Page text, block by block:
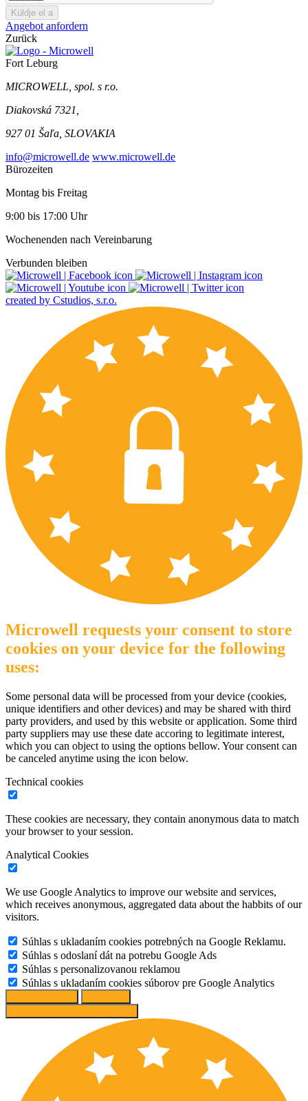
Küldje el a
Angebot anfordern
Zurück
Fort Leburg
MICROWELL, spol. s r.o.
Diakovská 7321,
927 01 Šaľa, SLOVAKIA
info@microwell.de www.microwell.de
Bürozeiten
Montag bis Freitag
9:00 bis 17:00 Uhr
Wochenenden nach Vereinbarung
Verbunden bleiben
created by Cstudios, s.r.o.
Microwell requests your consent to store
cookies on your device for the following
uses:
Some personal data will be processed from your device (cookies,
unique identifiers and other devices) and may be shared with third
party providers, and used by this website or application. Some third
party suppliers may use these date accoring to legitimate interest,
which you can object to using the options bellow. Your consent can
be canceled anytime using the icon below.
Technical cookies
These cookies are necessary, they contain anonymous data to match
your browser to your session.
Analytical Cookies
We use Google Analytics to improve our website and services,
which receives anonymous, aggregated data about the habbits of our
visitors.
Súhlas s ukladaním cookies potrebných na Google Reklamu.
Súhlas s odoslaní dát na potrebu Google Ads
Súhlas s personalizovanou reklamou
Súhlas s ukladaním cookies súborov pre Google Analytics